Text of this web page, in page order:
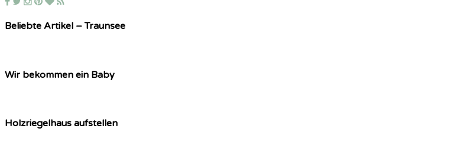
Beliebte Artikel – Traunsee
Wir bekommen ein Baby
Holzriegelhaus aufstellen